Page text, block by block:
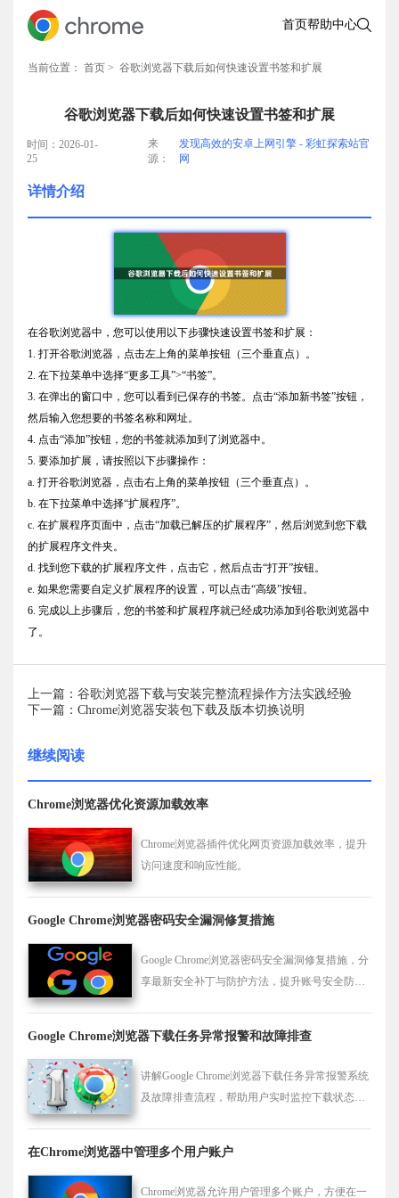
首页帮助中心
当前位置： 首页 > 谷歌浏览器下载后如何快速设置书签和扩展
谷歌浏览器下载后如何快速设置书签和扩展
时间：2026-01-
25
来
源：
发现高效的安卓上网引擎 - 彩虹探索站官
网
详情介绍
在谷歌浏览器中，您可以使用以下步骤快速设置书签和扩展：
1. 打开谷歌浏览器，点击左上角的菜单按钮（三个垂直点）。
2. 在下拉菜单中选择“更多工具”>“书签”。
3. 在弹出的窗口中，您可以看到已保存的书签。点击“添加新书签”按钮，
然后输入您想要的书签名称和网址。
4. 点击“添加”按钮，您的书签就添加到了浏览器中。
5. 要添加扩展，请按照以下步骤操作：
a. 打开谷歌浏览器，点击右上角的菜单按钮（三个垂直点）。
b. 在下拉菜单中选择“扩展程序”。
c. 在扩展程序页面中，点击“加载已解压的扩展程序”，然后浏览到您下载
的扩展程序文件夹。
d. 找到您下载的扩展程序文件，点击它，然后点击“打开”按钮。
e. 如果您需要自定义扩展程序的设置，可以点击“高级”按钮。
6. 完成以上步骤后，您的书签和扩展程序就已经成功添加到谷歌浏览器中
了。
上一篇：谷歌浏览器下载与安装完整流程操作方法实践经验
下一篇：Chrome浏览器安装包下载及版本切换说明
继续阅读
Chrome浏览器优化资源加载效率
Chrome浏览器插件优化网页资源加载效率，提升
访问速度和响应性能。
Google Chrome浏览器密码安全漏洞修复措施
Google Chrome浏览器密码安全漏洞修复措施，分
享最新安全补丁与防护方法，提升账号安全防护
Google Chrome浏览器下载任务异常报警和故障排查
讲解Google Chrome浏览器下载任务异常报警系统
及故障排查流程，帮助用户实时监控下载状态，
在Chrome浏览器中管理多个用户账户
Chrome浏览器允许用户管理多个账户，方便在一